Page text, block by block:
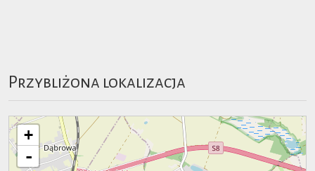
Przybliżona lokalizacja
+
-